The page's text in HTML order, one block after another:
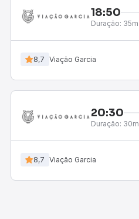
18:50
Duração: 35m
8,7 Viação Garcia
20:30
Duração: 30m
8,7 Viação Garcia